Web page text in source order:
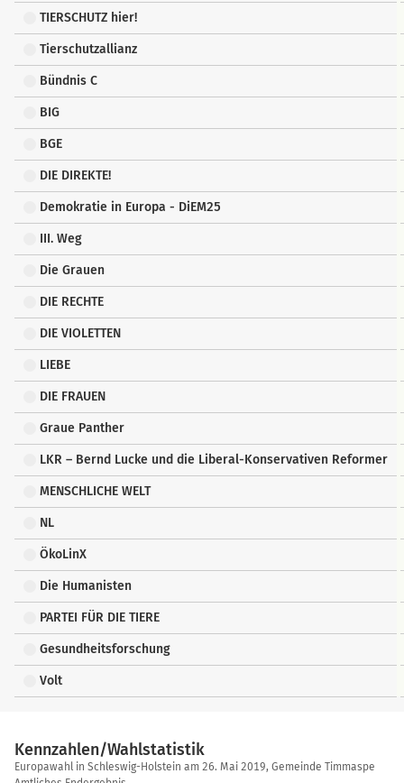
TIERSCHUTZ hier!
Tierschutzallianz
Bündnis C
BIG
BGE
DIE DIREKTE!
Demokratie in Europa - DiEM25
III. Weg
Die Grauen
DIE RECHTE
DIE VIOLETTEN
LIEBE
DIE FRAUEN
Graue Panther
LKR – Bernd Lucke und die Liberal-Konservativen Reformer
MENSCHLICHE WELT
NL
ÖkoLinX
Die Humanisten
PARTEI FÜR DIE TIERE
Gesundheitsforschung
Volt
Kennzahlen/Wahlstatistik
Kennzahlen/Wahlstatistik
Europawahl in Schleswig-Holstein am 26. Mai 2019, Gemeinde Timmaspe